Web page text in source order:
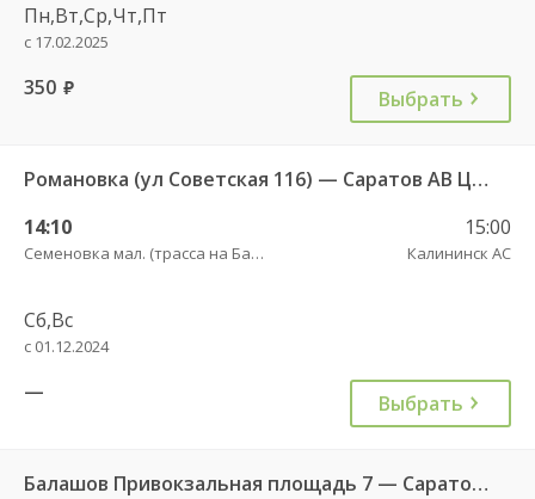
Пн,Вт,Ср,Чт,Пт
с 17.02.2025
350 руб. Выбрать
Романовка (ул Советская 116) — Саратов АВ Центральный (ул им Пугачева 179 А)
14:10
Семеновка мал. (трасса на Балашов)
15:00
Калининск АС
Сб,Вс
с 01.12.2024
— Выбрать
Балашов Привокзальная площадь 7 — Саратов АВ Центральный (ул им Пугачева 179 А) 603-1